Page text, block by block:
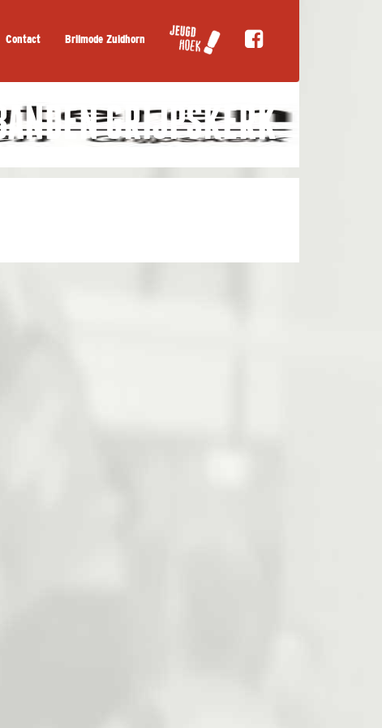
Contact Brilmode Zuidhorn
GRIJPSKERK